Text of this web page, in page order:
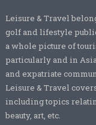
Leisure & Travel
golf and lifestyle
a whole picture of
particularly and in
and expatriate
Leisure & Travel
including topics
beauty, art, etc.